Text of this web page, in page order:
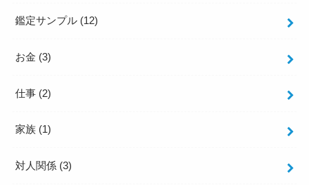
鑑定サンプル (12)
お金 (3)
仕事 (2)
家族 (1)
対人関係 (3)